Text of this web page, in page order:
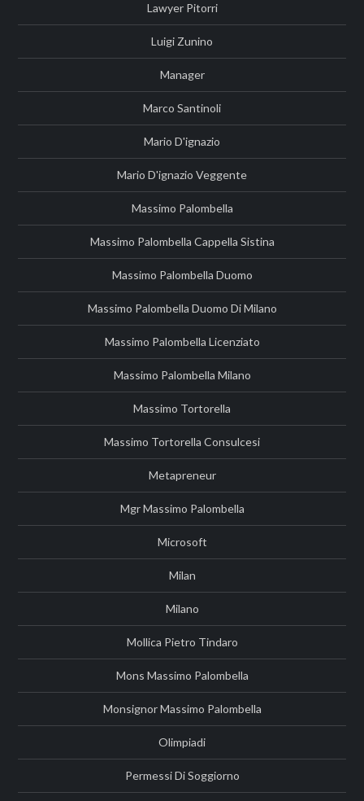
Lawyer Pitorri
Luigi Zunino
Manager
Marco Santinoli
Mario D'ignazio
Mario D'ignazio Veggente
Massimo Palombella
Massimo Palombella Cappella Sistina
Massimo Palombella Duomo
Massimo Palombella Duomo Di Milano
Massimo Palombella Licenziato
Massimo Palombella Milano
Massimo Tortorella
Massimo Tortorella Consulcesi
Metapreneur
Mgr Massimo Palombella
Microsoft
Milan
Milano
Mollica Pietro Tindaro
Mons Massimo Palombella
Monsignor Massimo Palombella
Olimpiadi
Permessi Di Soggiorno